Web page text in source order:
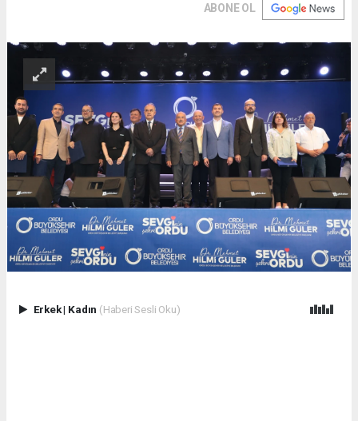
ABONE OL
Erkek| Kadın (Haberi Sesli Oku)